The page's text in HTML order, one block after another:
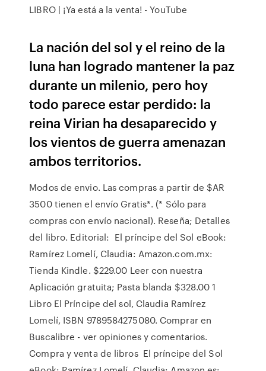
LIBRO | ¡Ya está a la venta! - YouTube
La nación del sol y el reino de la
luna han logrado mantener la paz
durante un milenio, pero hoy
todo parece estar perdido: la
reina Virian ha desaparecido y
los vientos de guerra amenazan
ambos territorios.
Modos de envio. Las compras a partir de $AR
3500 tienen el envío Gratis*. (* Sólo para
compras con envío nacional). Reseña; Detalles
del libro. Editorial: El príncipe del Sol eBook:
Ramírez Lomelí, Claudia: Amazon.com.mx:
Tienda Kindle. $229.00 Leer con nuestra
Aplicación gratuita; Pasta blanda $328.00 1
Libro El Príncipe del sol, Claudia Ramírez
Lomelí, ISBN 9789584275080. Comprar en
Buscalibre - ver opiniones y comentarios.
Compra y venta de libros El príncipe del Sol